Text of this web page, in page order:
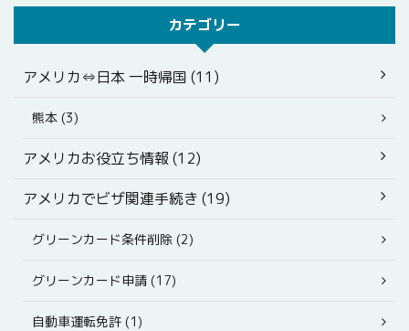
カテゴリー
アメリカ⇔日本 一時帰国 (11)
熊本 (3)
アメリカお役立ち情報 (12)
アメリカでビザ関連手続き (19)
グリーンカード条件削除 (2)
グリーンカード申請 (17)
自動車運転免許 (1)